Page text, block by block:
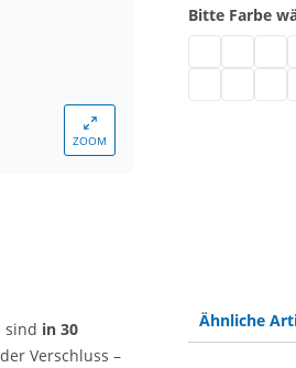
ZOOM
Bitte Farbe
sind in 30
Verschluss –
Ähnliche